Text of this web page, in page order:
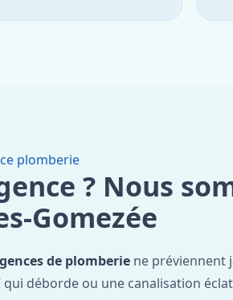
plomberie
? Nous
Gomezée
de plomberie ne préviennent
qui déborde ou une canalisation